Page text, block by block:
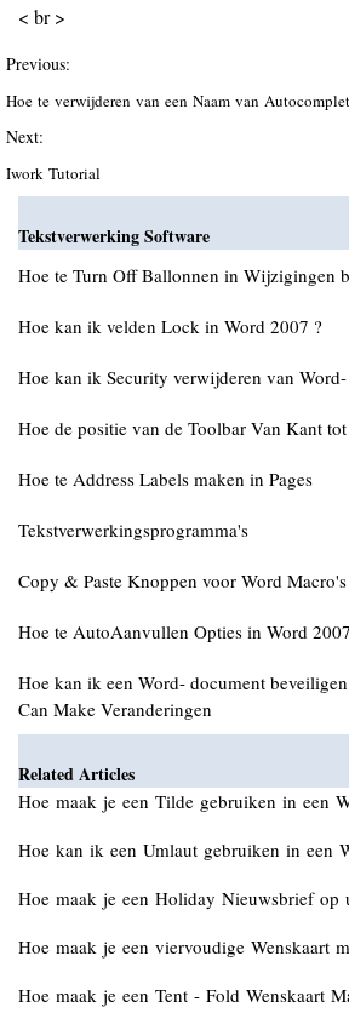
< br >
Previous:
Hoe te verwijderen van een Naam van
Next:
Iwork Tutorial
Tekstverwerking Software
Hoe te Turn Off Ballonnen in Wijzigingen
Hoe kan ik velden Lock in Word 2007 ?
Hoe kan ik Security verwijderen van
Hoe de positie van de Toolbar Van Kant
Hoe te Address Labels maken in Pages
Tekstverwerkingsprogramma's
Copy & Paste Knoppen voor Word Macro's
Hoe te AutoAanvullen Opties in Word
Hoe kan ik een Word- document
Can Make Veranderingen
Related Articles
Hoe maak je een Tilde gebruiken in een
Hoe kan ik een Umlaut gebruiken in een
Hoe maak je een Holiday Nieuwsbrief
Hoe maak je een viervoudige Wenskaart
Hoe maak je een Tent - Fold Wenskaart